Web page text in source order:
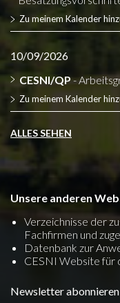
Zu meinem Kalender
10/09/2026
CESNI/QP-
Zu meinem Kalender
ALLES SEHEN
Unsere anderen
Verzeichnisse der
Fachfirmen und
Datenbank zur
CESNI Website für
Newsletter abonnieren